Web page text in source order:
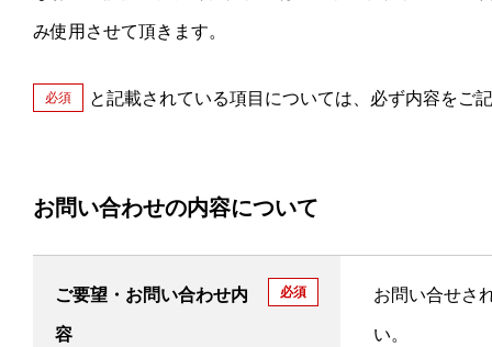
み使用させて頂きます。
必須 と記載されている項目については、必ず内容をご
お問い合わせの内容について
ご要望・お問い合わせ内
容
必須 お問い合せさ
い。